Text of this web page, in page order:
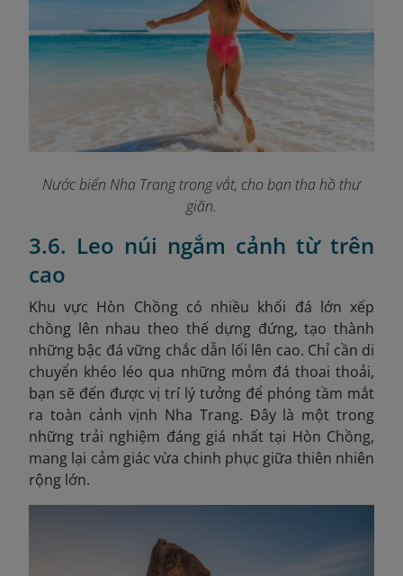
Nước biển Nha Trang trong vắt, cho bạn tha hồ thư
giãn.
3.6. Leo núi ngắm cảnh từ trên
cao
Khu vực Hòn Chồng có nhiều khối đá lớn xếp
chồng lên nhau theo thế dựng đứng, tạo thành
những bậc đá vững chắc dẫn lối lên cao. Chỉ cần di
chuyển khéo léo qua những mỏm đá thoai thoải,
bạn sẽ đến được vị trí lý tưởng để phóng tầm mắt
ra toàn cảnh vịnh Nha Trang. Đây là một trong
những trải nghiệm đáng giá nhất tại Hòn Chồng,
mang lại cảm giác vừa chinh phục giữa thiên nhiên
rộng lớn.